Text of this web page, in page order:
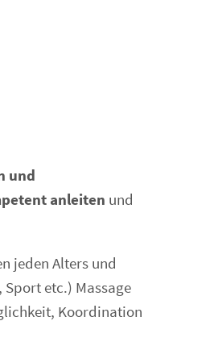
und
anleiten und
jeden Alters und
etc.) Massage
Koordination